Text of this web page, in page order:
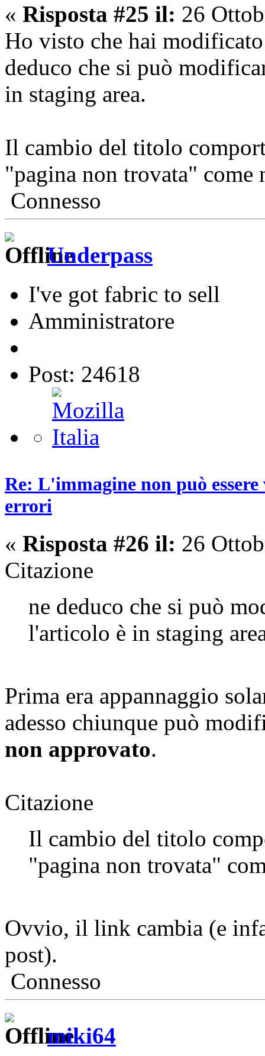
« Risposta #25 il: 26
Ho visto che hai
deduco che si può
in staging area.
Il cambio del titolo
"pagina non trovata" come
Connesso
Underpass
I've got fabric to sell
Amministratore
Post: 24618
Re: L'immagine non può
errori
« Risposta #26 il: 26
Citazione
ne deduco che si può
l'articolo è in staging
Prima era appannaggio
adesso chiunque può
non approvato.
Citazione
Il cambio del titolo
"pagina non trovata"
Ovvio, il link cambia (e
post).
Connesso
miki64